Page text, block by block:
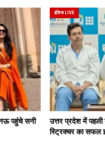
पहुंचे सनी
इंडिया LIVE
उत्तर प्रदेश में
स्ट्रिक्चर का सफल